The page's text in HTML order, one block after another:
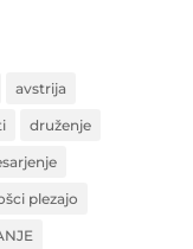
avstrija
druženje
plezajo